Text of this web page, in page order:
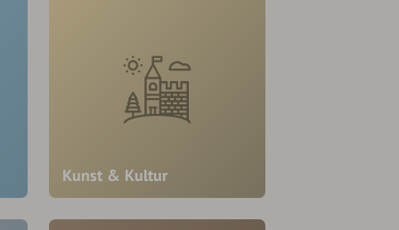
Kunst & Kultur